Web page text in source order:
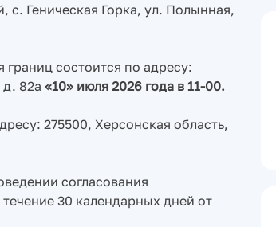
Геническая Горка, ул. Полынная,
состоится по адресу:
д. 82а «10» июля 2026 года в 11-00.
275500, Херсонская область,
согласования
30 календарных дней от